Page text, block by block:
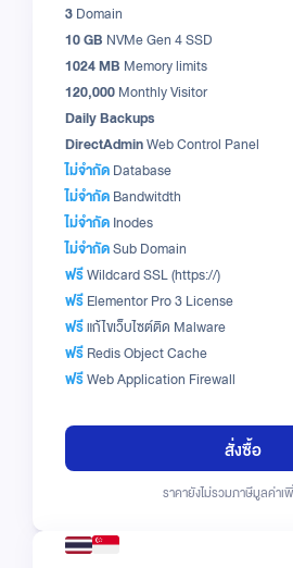
3 Domain
10 GB NVMe Gen 4 SSD
1024 MB Memory limits
120,000 Monthly Visitor
Daily Backups
DirectAdminWeb Control Panel
ไม่จำกัด Database
ไม่จำกัด Bandwitdth
ไม่จำกัด Inodes
ไม่จำกัดSub Domain
ฟรีWildcard SSL (https://)
ฟรี Elementor Pro 3 License
ฟรีแก้ไขเว็บไซต์ติด Malware
ฟรี Redis Object Cache
ฟรีWeb Application Firewall
สั่งซื้อ
ราคายังไม่รวมภาษีมูลค่าเ